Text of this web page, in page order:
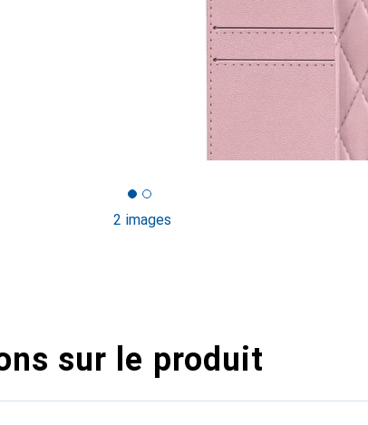
2 images
sur le produit